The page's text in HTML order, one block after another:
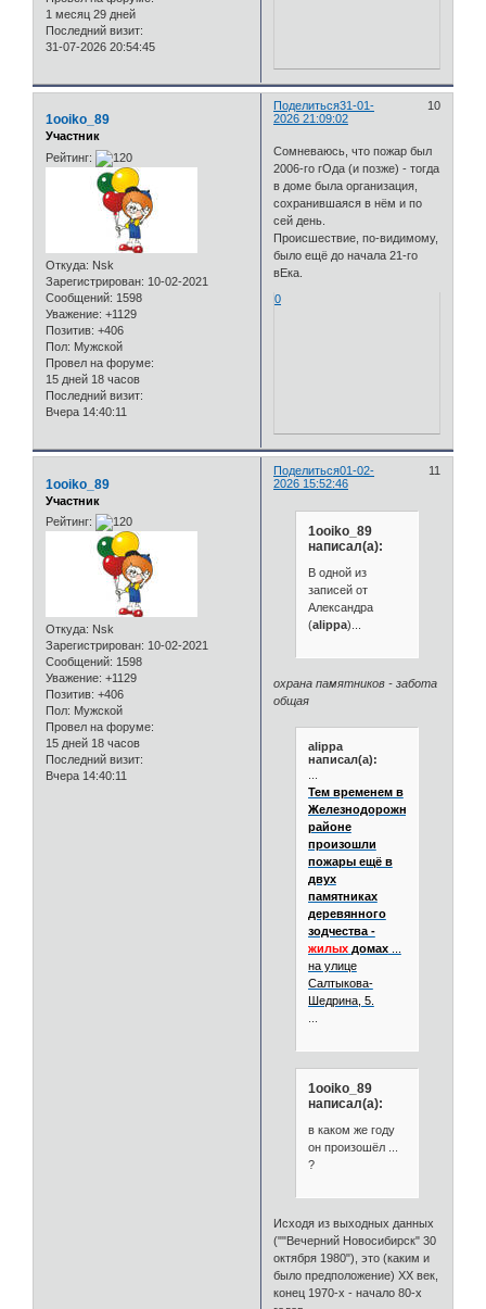
1 месяц 29 дней
Последний визит:
31-07-2026 20:54:45
Поделиться 10
31-01-
2026 21:09:02
1ooiko_89
Участник
Рейтинг:
Откуда: Nsk
Зарегистрирован: 10-02-2021
Сообщений: 1598
Уважение: +1129
Позитив: +406
Пол: Мужской
Провел на форуме:
15 дней 18 часов
Последний визит:
Вчера 14:40:11
Сомневаюсь, что пожар был
2006-го гОда (и позже) - тогда
в доме была организация,
сохранившаяся в нём и по
сей день.
Происшествие, по-видимому,
было ещё до начала 21-го
вЕка.
0
Поделиться 11
01-02-
2026 15:52:46
1ooiko_89
Участник
Рейтинг:
Откуда: Nsk
Зарегистрирован: 10-02-2021
Сообщений: 1598
Уважение: +1129
Позитив: +406
Пол: Мужской
Провел на форуме:
15 дней 18 часов
Последний визит:
Вчера 14:40:11
1ooiko_89
написал(а):
В одной из
записей от
Александра
(alippa)...
охрана памятников - забота
общая
alippa
написал(а):
Тем временем в
Железнодорожном
районе
произошли
пожары ещё в
двух
памятниках
деревянного
зодчества -
жилых домах...
на улице
Салтыкова-
Шедрина, 5.
1ooiko_89
написал(а):
в каком же году
он произошёл ...
?
Исходя из выходных данных
(""Вечерний Новосибирск" 30
октября 1980"), это (каким и
было предположение) XX век,
конец 1970-х - начало 80-х